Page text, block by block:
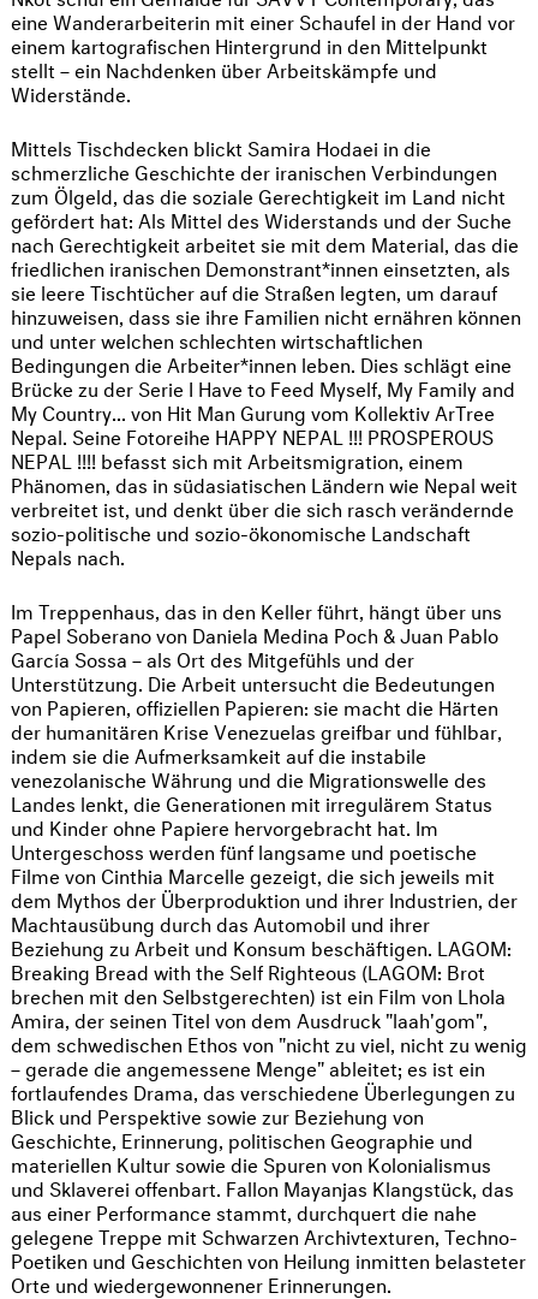
eine Wanderarbeiterin mit einer Schaufel in der Hand vor
einem kartografischen Hintergrund in den Mittelpunkt
stellt – ein Nachdenken über Arbeitskämpfe und
Widerstände.
Mittels Tischdecken blickt Samira Hodaei in die
schmerzliche Geschichte der iranischen Verbindungen
zum Ölgeld, das die soziale Gerechtigkeit im Land nicht
gefördert hat: Als Mittel des Widerstands und der Suche
nach Gerechtigkeit arbeitet sie mit dem Material, das die
friedlichen iranischen Demonstrant*innen einsetzten, als
sie leere Tischtücher auf die Straßen legten, um darauf
hinzuweisen, dass sie ihre Familien nicht ernähren können
und unter welchen schlechten wirtschaftlichen
Bedingungen die Arbeiter*innen leben. Dies schlägt eine
Brücke zu der Serie I Have to Feed Myself, My Family and
My Country... von Hit Man Gurung vom Kollektiv ArTree
Nepal. Seine Fotoreihe HAPPY NEPAL !!! PROSPEROUS
NEPAL !!!! befasst sich mit Arbeitsmigration, einem
Phänomen, das in südasiatischen Ländern wie Nepal weit
verbreitet ist, und denkt über die sich rasch verändernde
sozio-politische und sozio-ökonomische Landschaft
Nepals nach.
Im Treppenhaus, das in den Keller führt, hängt über uns
Papel Soberano von Daniela Medina Poch & Juan Pablo
García Sossa – als Ort des Mitgefühls und der
Unterstützung. Die Arbeit untersucht die Bedeutungen
von Papieren, offiziellen Papieren: sie macht die Härten
der humanitären Krise Venezuelas greifbar und fühlbar,
indem sie die Aufmerksamkeit auf die instabile
venezolanische Währung und die Migrationswelle des
Landes lenkt, die Generationen mit irregulärem Status
und Kinder ohne Papiere hervorgebracht hat. Im
Untergeschoss werden fünf langsame und poetische
Filme von Cinthia Marcelle gezeigt, die sich jeweils mit
dem Mythos der Überproduktion und ihrer Industrien, der
Machtausübung durch das Automobil und ihrer
Beziehung zu Arbeit und Konsum beschäftigen. LAGOM:
Breaking Bread with the Self Righteous (LAGOM: Brot
brechen mit den Selbstgerechten) ist ein Film von Lhola
Amira, der seinen Titel von dem Ausdruck "laah'gom",
dem schwedischen Ethos von "nicht zu viel, nicht zu wenig
– gerade die angemessene Menge" ableitet; es ist ein
fortlaufendes Drama, das verschiedene Überlegungen zu
Blick und Perspektive sowie zur Beziehung von
Geschichte, Erinnerung, politischen Geographie und
materiellen Kultur sowie die Spuren von Kolonialismus
und Sklaverei offenbart. Fallon Mayanjas Klangstück, das
aus einer Performance stammt, durchquert die nahe
gelegene Treppe mit Schwarzen Archivtexturen, Techno-
Poetiken und Geschichten von Heilung inmitten belasteter
Orte und wiedergewonnener Erinnerungen.